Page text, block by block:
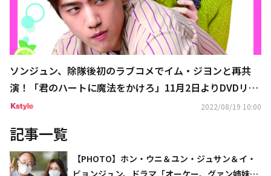
ソンジュン、除隊後初のラブコメでイム・ジヨンと再共
演！「君のハートに魔法をかけろ」11月2日よりDVDリリ
ース＆レンタル開始
2022/08/19 10:00
記事一覧
【PHOTO】ホン・ウニ＆ユン・ジュサン＆イ・